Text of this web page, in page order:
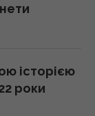
історією
роки